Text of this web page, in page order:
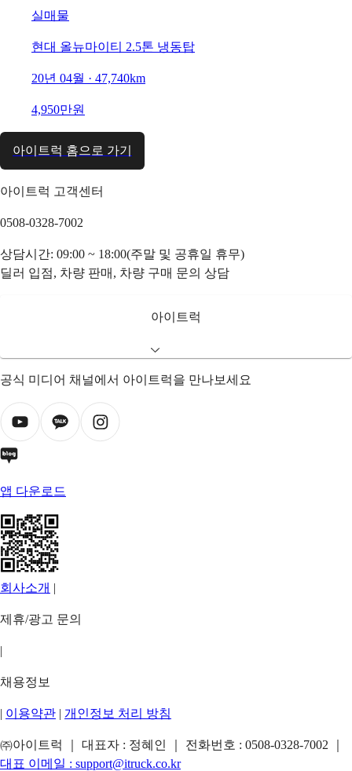
실매물
현대 올뉴마이티 2.5톤 냉동탑
20년 04월 · 47,740km
4,950만원
아이트럭 홈으로 가기
아이트럭 고객센터
0508-0328-7002
상담시간: 09:00 ~ 18:00(주말 및 공휴일 휴무)
딜러 입점, 차량 판매, 차량 구매 문의 상담
아이트럭
공식 미디어 채널에서 아이트럭을 만나보세요
앱 다운로드
회사소개 |
제휴/광고 문의
|
채용정보
| 이용약관 | 개인정보 처리 방침
㈜아이트럭 ｜ 대표자 : 정혜인 ｜ 전화번호 : 0508-0328-7002
대표 이메일 : support@itruck.co.kr